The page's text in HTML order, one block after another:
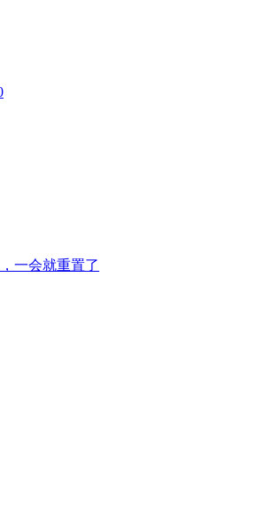
一会就重置了